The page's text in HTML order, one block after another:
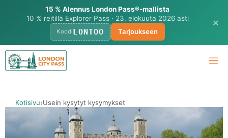
15 % Alennus London Pass®-mallista
10 % reitillä Explorer Pass · 23. elokuuta 2026 asti
KoodiLONTOO Tarjoukseen
✕
Siirry
sisältöön
Kotisivu Usein kysytyt kysymykset